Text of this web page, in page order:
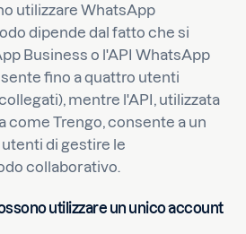
utilizzare WhatsApp
dipende dal fatto che si
Business o l'API WhatsApp
fino a quattro utenti
mentre l'API, utilizzata
come Trengo, consente a un
di gestire le
collaborativo.
utilizzare un unico account